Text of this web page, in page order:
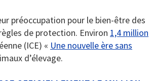
préoccupation pour le bien-être des
de protection. Environ 1,4 million
(ICE) « Une nouvelle ère sans
d’élevage.